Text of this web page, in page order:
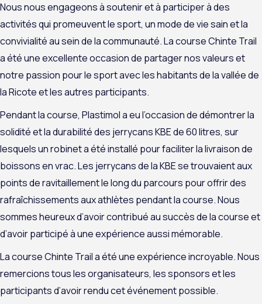
Nous nous engageons à soutenir et à participer à des
activités qui promeuvent le sport, un mode de vie sain et la
convivialité au sein de la communauté. La course Chinte Trail
a été une excellente occasion de partager nos valeurs et
notre passion pour le sport avec les habitants de la vallée de
la Ricote et les autres participants.
Pendant la course, Plastimol a eu l’occasion de démontrer la
solidité et la durabilité des jerrycans KBE de 60 litres, sur
lesquels un robinet a été installé pour faciliter la livraison de
boissons en vrac. Les jerrycans de la KBE se trouvaient aux
points de ravitaillement le long du parcours pour offrir des
rafraîchissements aux athlètes pendant la course. Nous
sommes heureux d’avoir contribué au succès de la course et
d’avoir participé à une expérience aussi mémorable.
La course Chinte Trail a été une expérience incroyable. Nous
remercions tous les organisateurs, les sponsors et les
participants d’avoir rendu cet événement possible.